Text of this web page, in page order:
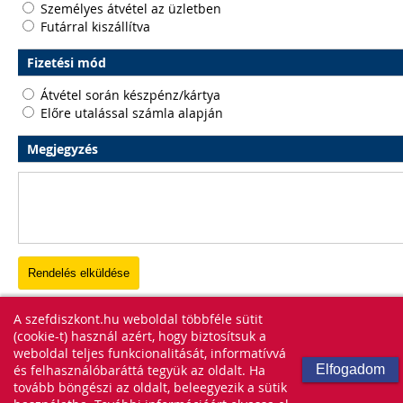
Személyes átvétel az üzletben
Futárral kiszállítva
Fizetési mód
Átvétel során készpénz/kártya
Előre utalással számla alapján
Megjegyzés
A szefdiszkont.hu weboldal többféle sütit
(cookie-t) használ azért, hogy biztosítsuk a
weboldal teljes funkcionalitását, informatívvá
és felhasználóbaráttá tegyük az oldalt. Ha
tovább böngészi az oldalt, beleegyezik a sütik
Elfogadom